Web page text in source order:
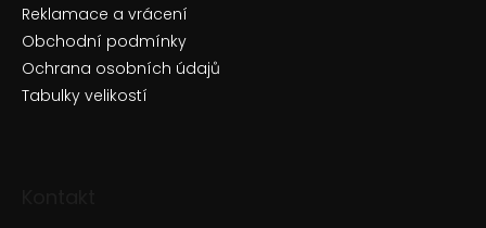
Reklamace a vrácení
Obchodní podmínky
Ochrana osobních údajů
Tabulky velikostí